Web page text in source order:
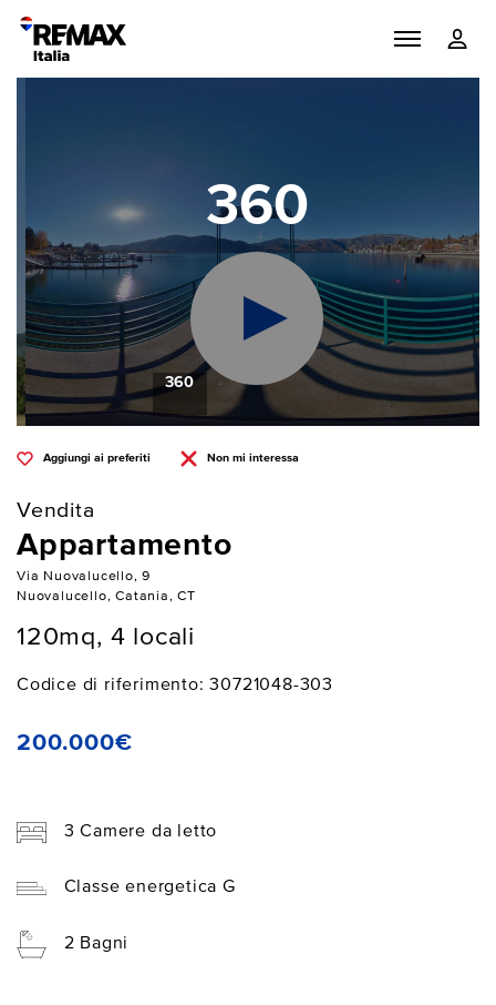
360
360
Aggiungi ai preferiti Non mi interessa
Vendita
Appartamento
Via Nuovalucello, 9
Nuovalucello, Catania, CT
120mq, 4 locali
Codice di riferimento: 30721048-303
200.000€
3 Camere da letto
Classe energetica G
2 Bagni